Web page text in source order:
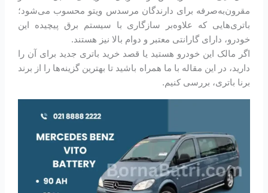
مقرون‌به‌صرفه برای دارندگان مرسدس ویتو محسوب می‌شود؛
باتری‌هایی که علاوه‌بر سازگاری با سیستم برق پیچیده این
خودرو، دارای گارانتی معتبر و دوام بالا نیز هستند.
اگر مالک این خودرو هستید یا قصد خرید باتری جدید برای آن را
دارید، در این مقاله با ما همراه باشید تا بهترین گزینه‌ها را از برند
برنا باتری، بررسی کنیم.